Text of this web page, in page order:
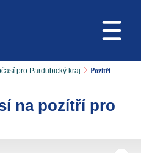
pro Pardubický kraj Pozítří
na pozítří pro